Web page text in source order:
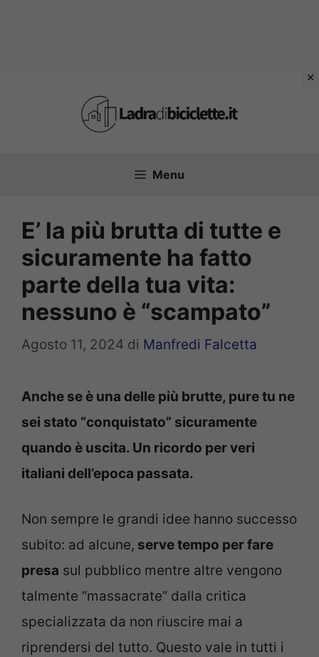
Menu
E’ la più brutta di tutte e
sicuramente ha fatto
parte della tua vita:
nessuno è “scampato”
Agosto 11, 2024 di Manfredi Falcetta
Anche se è una delle più brutte, pure tu ne
sei stato “conquistato” sicuramente
quando è uscita. Un ricordo per veri
italiani dell’epoca passata.
Non sempre le grandi idee hanno successo
subito: ad alcune, serve tempo per fare
presa sul pubblico mentre altre vengono
talmente “massacrate” dalla critica
specializzata da non riuscire mai a
riprendersi del tutto. Questo vale in tutti i